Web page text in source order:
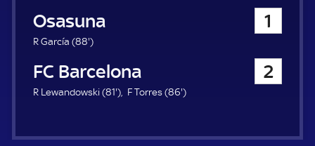
CA Osasuna 1
R García (88'8
.
i
t
)
FC Barcelona 2
R Lewandowski (81'8
) F Torres (86'8
)